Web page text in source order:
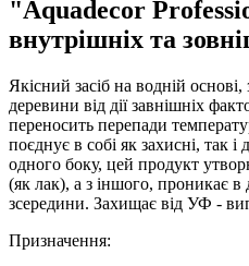
"Aquadecor
внутрішніх та
Якісний засіб на водній
деревини від дії завнішніх
переносить перепади
поєднує в собі як захисні, так і
одного боку, цей продукт
(як лак), а з іншого, проникає в
зсередини. Захищає від УФ -
Призначення: